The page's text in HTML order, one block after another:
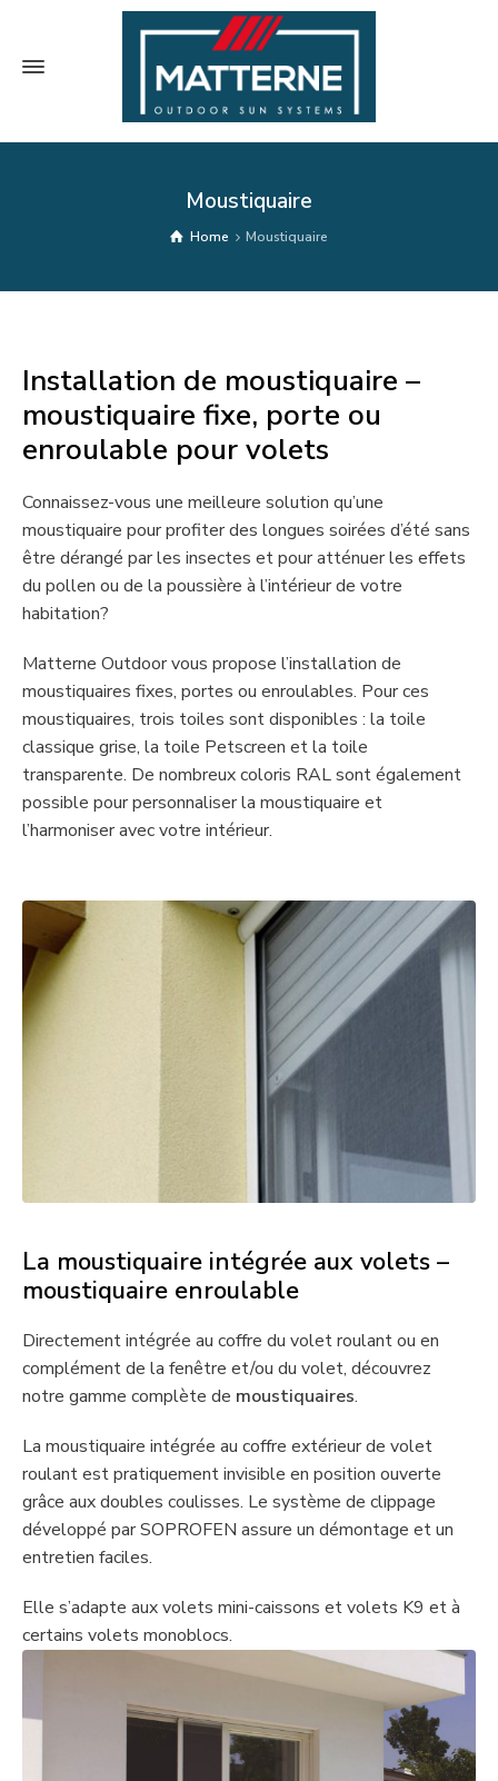
Moustiquaire
Home Moustiquaire
Installation de moustiquaire –
moustiquaire fixe, porte ou
enroulable pour volets
Connaissez-vous une meilleure solution qu’une
moustiquaire pour profiter des longues soirées d’été sans
être dérangé par les insectes et pour atténuer les effets
du pollen ou de la poussière à l’intérieur de votre
habitation?
Matterne Outdoor vous propose l’installation de
moustiquaires fixes, portes ou enroulables. Pour ces
moustiquaires, trois toiles sont disponibles : la toile
classique grise, la toile Petscreen et la toile
transparente. De nombreux coloris RAL sont également
possible pour personnaliser la moustiquaire et
l’harmoniser avec votre intérieur.
La moustiquaire intégrée aux volets –
moustiquaire enroulable
Directement intégrée au coffre du volet roulant ou en
complément de la fenêtre et/ou du volet, découvrez
notre gamme complète de moustiquaires.
La moustiquaire intégrée au coffre extérieur de volet
roulant est pratiquement invisible en position ouverte
grâce aux doubles coulisses. Le système de clippage
développé par SOPROFEN assure un démontage et un
entretien faciles.
Elle s’adapte aux volets mini-caissons et volets K9 et à
certains volets monoblocs.